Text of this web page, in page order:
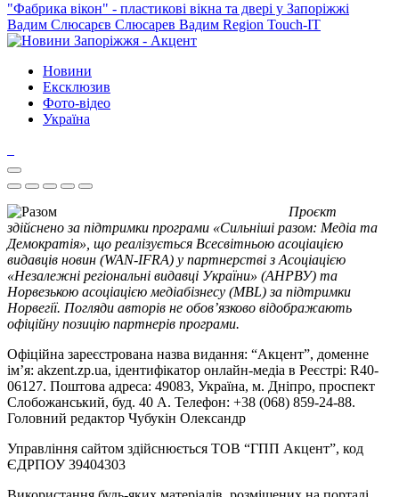
"Фабрика вікон" - пластикові вікна та двері у Запоріжжі
Вадим Слюсарєв Слюсарев Вадим Region Touch-IT
Новини
Ексклюзив
Фото-відео
Україна
Проєкт
здійснено за підтримки програми «Сильніші разом: Медіа та
Демократія», що реалізується Всесвітньою асоціацією
видавців новин (WAN-IFRA) у партнерстві з Асоціацією
«Незалежні регіональні видавці України» (АНРВУ) та
Норвезькою асоціацією медіабізнесу (MBL) за підтримки
Норвегії. Погляди авторів не обов’язково відображають
офіційну позицію партнерів програми.
Офіційна зареєстрована назва видання: “Акцент”, доменне
ім’я: akzent.zp.ua, ідентифікатор онлайн-медіа в Реєстрі: R40-
06127. Поштова адреса: 49083, Україна, м. Дніпро, проспект
Слобожанський, буд. 40 А. Телефон: +38 (068) 859-24-88.
Головний редактор Чубукін Олександр
Управління сайтом здійснюється ТОВ “ГПП Акцент”, код
ЄДРПОУ 39404303